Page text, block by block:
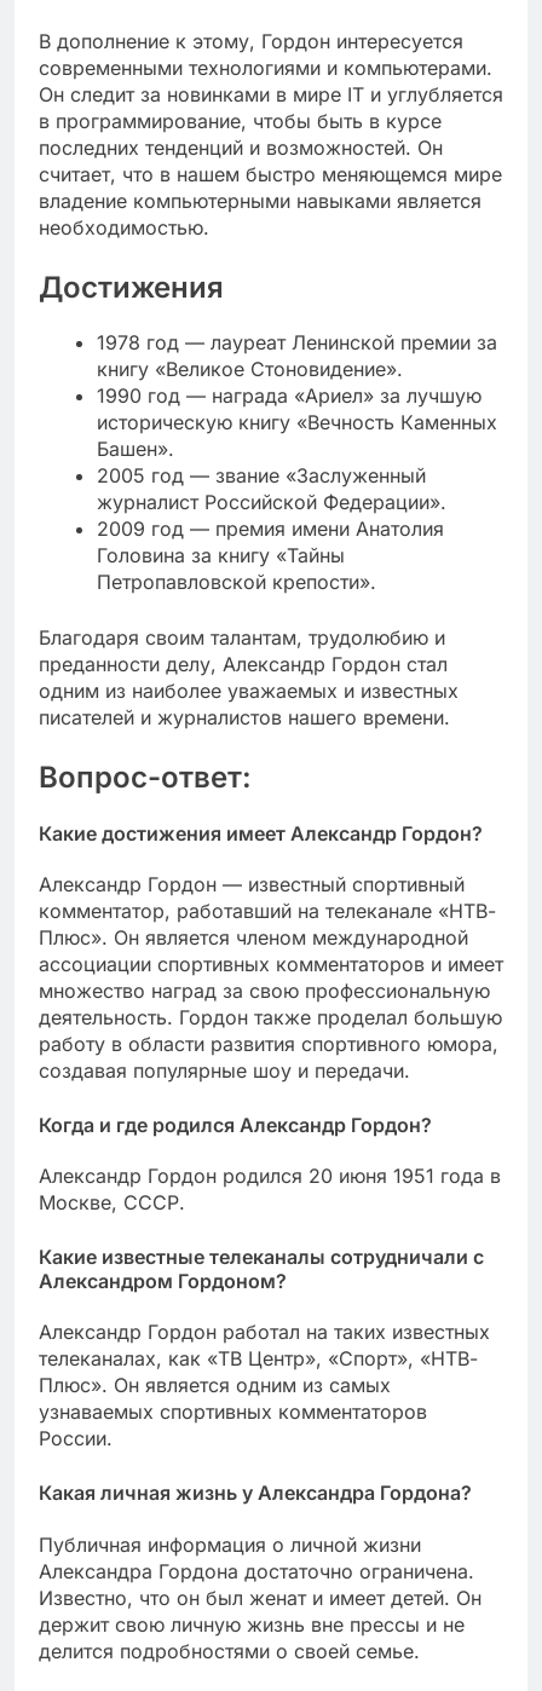
В дополнение к этому, Гордон интересуется
современными технологиями и компьютерами.
Он следит за новинками в мире IT и углубляется
в программирование, чтобы быть в курсе
последних тенденций и возможностей. Он
считает, что в нашем быстро меняющемся мире
владение компьютерными навыками является
необходимостью.
Достижения
1978 год — лауреат Ленинской премии за
книгу «Великое Стоновидение».
1990 год — награда «Ариел» за лучшую
историческую книгу «Вечность Каменных
Башен».
2005 год — звание «Заслуженный
журналист Российской Федерации».
2009 год — премия имени Анатолия
Головина за книгу «Тайны
Петропавловской крепости».
Благодаря своим талантам, трудолюбию и
преданности делу, Александр Гордон стал
одним из наиболее уважаемых и известных
писателей и журналистов нашего времени.
Вопрос-ответ:
Какие достижения имеет Александр Гордон?
Александр Гордон — известный спортивный
комментатор, работавший на телеканале «НТВ-
Плюс». Он является членом международной
ассоциации спортивных комментаторов и имеет
множество наград за свою профессиональную
деятельность. Гордон также проделал большую
работу в области развития спортивного юмора,
создавая популярные шоу и передачи.
Когда и где родился Александр Гордон?
Александр Гордон родился 20 июня 1951 года в
Москве, СССР.
Какие известные телеканалы сотрудничали с
Александром Гордоном?
Александр Гордон работал на таких известных
телеканалах, как «ТВ Центр», «Спорт», «НТВ-
Плюс». Он является одним из самых
узнаваемых спортивных комментаторов
России.
Какая личная жизнь у Александра Гордона?
Публичная информация о личной жизни
Александра Гордона достаточно ограничена.
Известно, что он был женат и имеет детей. Он
держит свою личную жизнь вне прессы и не
делится подробностями о своей семье.